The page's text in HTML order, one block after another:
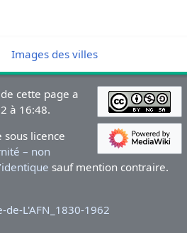
Images des villes
cette page a
à 16:48.
sous licence
– non
sauf mention contraire.
de-L'AFN_1830-1962